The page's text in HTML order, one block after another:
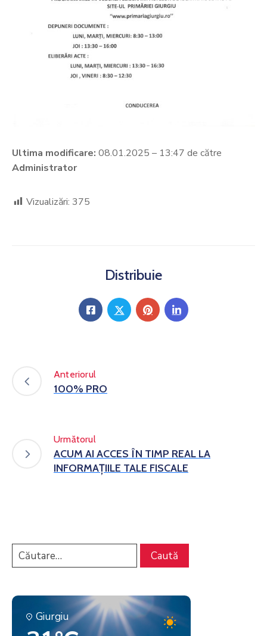
Ultima modificare: 08.01.2025 – 13:47 de către
Administrator
Vizualizări: 375
Distribuie
Anteriorul
100% PRO
Următorul
ACUM AI ACCES ÎN TIMP REAL LA
INFORMAȚIILE TALE FISCALE
Giurgiu